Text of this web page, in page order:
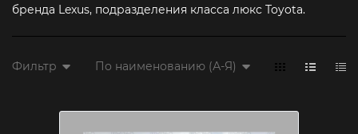
бренда Lexus, подразделения класса люкс Toyota.
Фильтр По наименованию (А-Я)